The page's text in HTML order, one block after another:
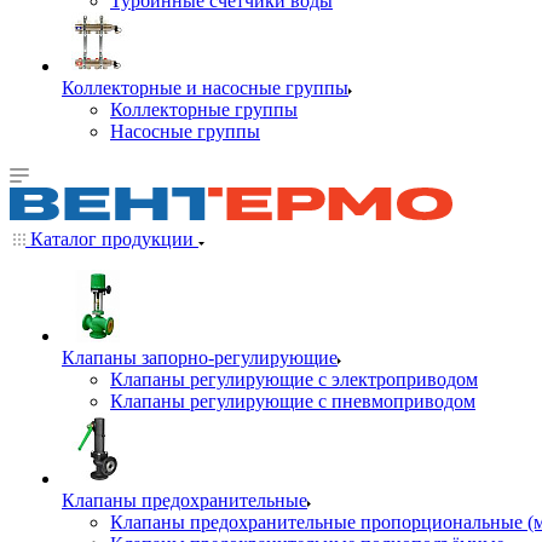
Коллекторные и насосные группы
Коллекторные группы
Насосные группы
Каталог продукции
Клапаны запорно-регулирующие
Клапаны регулирующие с электроприводом
Клапаны регулирующие с пневмоприводом
Клапаны предохранительные
Клапаны предохранительные пропорциональные